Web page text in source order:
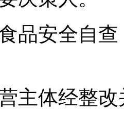
食品安全自
主体经整